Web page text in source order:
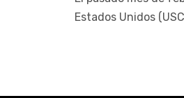
Estados Unidos